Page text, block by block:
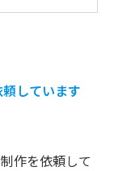
しています
作を依頼して